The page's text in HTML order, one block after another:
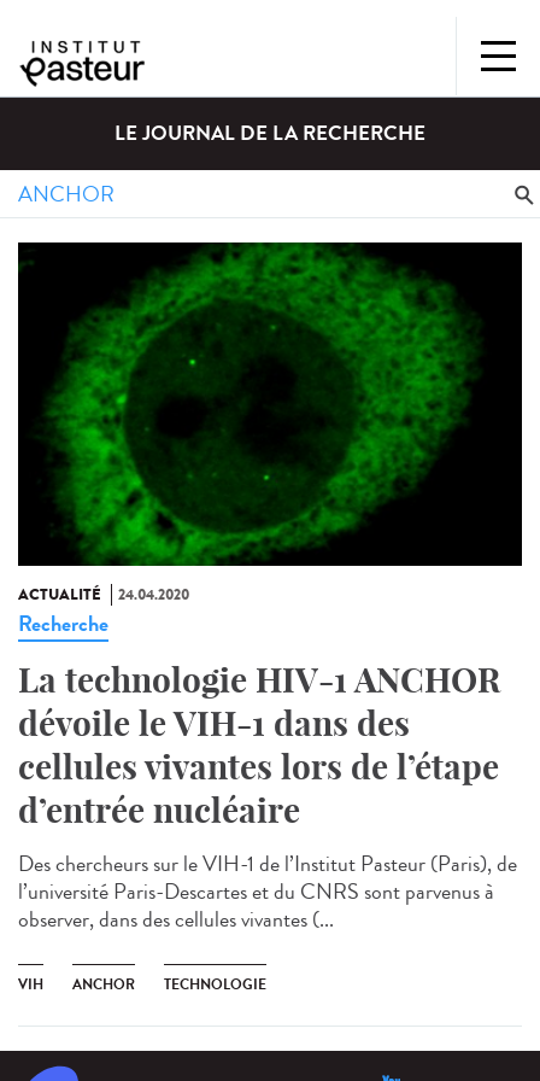
LE JOURNAL DE LA RECHERCHE
ACTUALITÉ 24.04.2020
Recherche
La technologie HIV-1 ANCHOR
dévoile le VIH-1 dans des
cellules vivantes lors de l’étape
d’entrée nucléaire
Des chercheurs sur le VIH-1 de l’Institut Pasteur (Paris), de
l’université Paris-Descartes et du CNRS sont parvenus à
observer, dans des cellules vivantes (...
VIH ANCHOR TECHNOLOGIE